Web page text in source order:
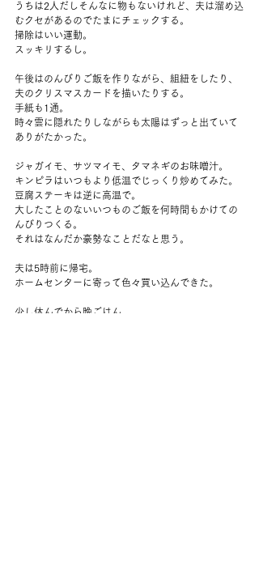
うちは2人だしそんなに物もないけれど、夫は溜め込
むクセがあるのでたまにチェックする。
掃除はいい運動。
スッキリするし。
午後はのんびりご飯を作りながら、組紐をしたり、
夫のクリスマスカードを描いたりする。
手紙も1通。
時々雲に隠れたりしながらも太陽はずっと出ていて
ありがたかった。
ジャガイモ、サツマイモ、タマネギのお味噌汁。
キンピラはいつもより低温でじっくり炒めてみた。
豆腐ステーキは逆に高温で。
大したことのないいつものご飯を何時間もかけての
んびりつくる。
それはなんだか豪勢なことだなと思う。
夫は5時前に帰宅。
ホームセンターに寄って色々買い込んできた。
少し休んでから晩ごはん。